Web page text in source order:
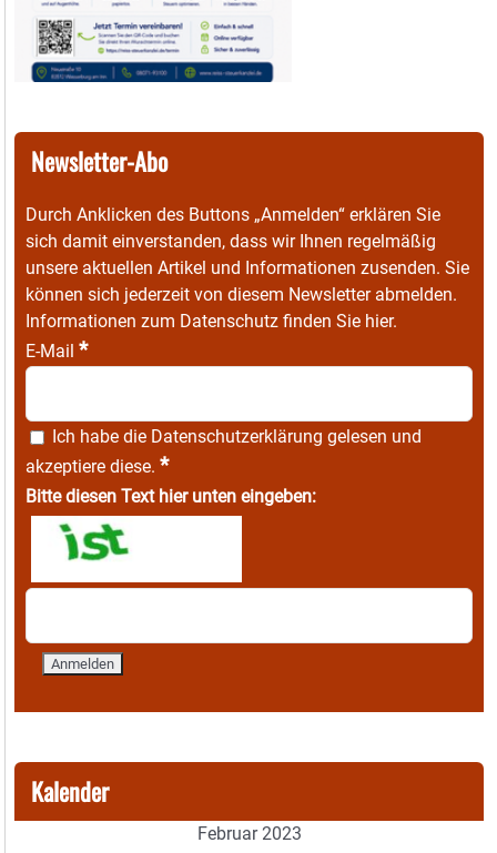
Newsletter-Abo
Durch Anklicken des Buttons „Anmelden“ erklären Sie
sich damit einverstanden, dass wir Ihnen regelmäßig
unsere aktuellen Artikel und Informationen zusenden. Sie
können sich jederzeit von diesem Newsletter abmelden.
Informationen zum Datenschutz finden Sie hier.
E-Mail *
Ich habe die Datenschutzerklärung gelesen und
akzeptiere diese. *
Bitte diesen Text hier unten eingeben:
Kalender
Februar 2023